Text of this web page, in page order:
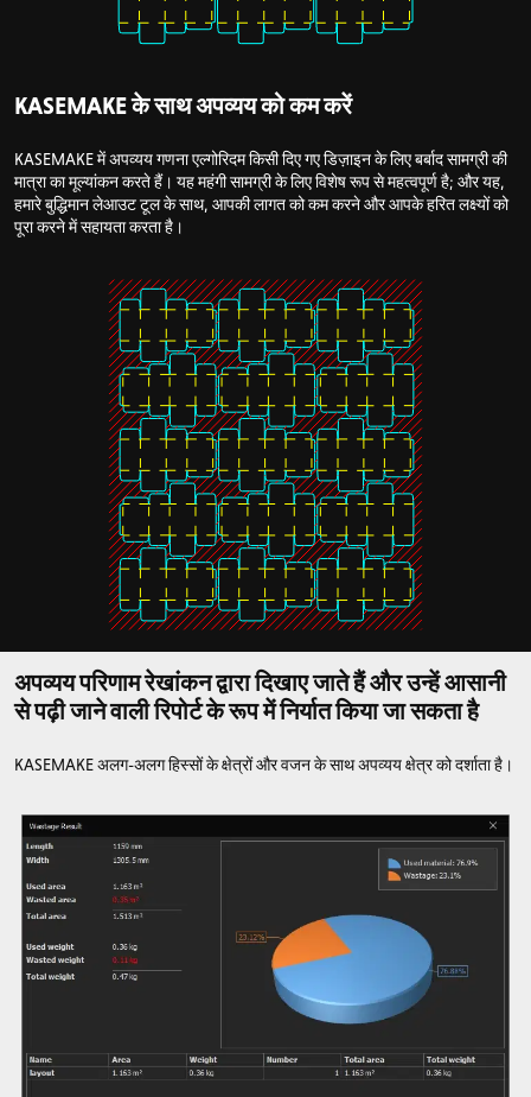
KASEMAKE के साथ अपव्यय को कम करें
KASEMAKE में अपव्यय गणना एल्गोरिदम किसी दिए गए डिज़ाइन के लिए बर्बाद सामग्री की
मात्रा का मूल्यांकन करते हैं। यह महंगी सामग्री के लिए विशेष रूप से महत्वपूर्ण है; और यह,
हमारे बुद्धिमान लेआउट टूल के साथ, आपकी लागत को कम करने और आपके हरित लक्ष्यों को
पूरा करने में सहायता करता है।
अपव्यय परिणाम रेखांकन द्वारा दिखाए जाते हैं और उन्हें आसानी
से पढ़ी जाने वाली रिपोर्ट के रूप में निर्यात किया जा सकता है
KASEMAKE अलग-अलग हिस्सों के क्षेत्रों और वजन के साथ अपव्यय क्षेत्र को दर्शाता है।